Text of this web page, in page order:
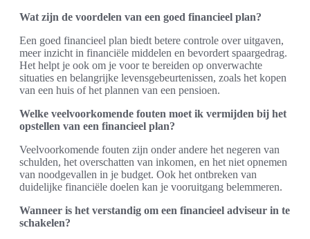
Wat zijn de voordelen van een goed financieel plan?
Een goed financieel plan biedt betere controle over uitgaven,
meer inzicht in financiële middelen en bevordert spaargedrag.
Het helpt je ook om je voor te bereiden op onverwachte
situaties en belangrijke levensgebeurtenissen, zoals het kopen
van een huis of het plannen van een pensioen.
Welke veelvoorkomende fouten moet ik vermijden bij het
opstellen van een financieel plan?
Veelvoorkomende fouten zijn onder andere het negeren van
schulden, het overschatten van inkomen, en het niet opnemen
van noodgevallen in je budget. Ook het ontbreken van
duidelijke financiële doelen kan je vooruitgang belemmeren.
Wanneer is het verstandig om een financieel adviseur in te
schakelen?